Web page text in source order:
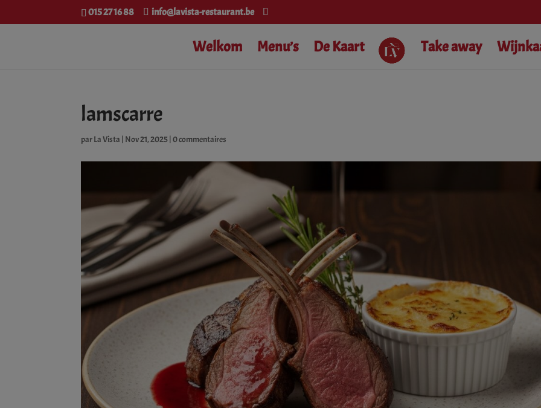
015 27 16 88 info@lavista-restaurant.be
Welkom Menu’s De Kaart Take away
lamscarre
parLa Vista | Nov 21, 2025|0 commentaires